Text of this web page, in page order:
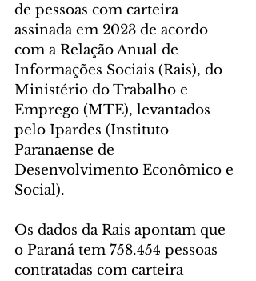
de pessoas com carteira
assinada em 2023 de acordo
com a Relação Anual de
Informações Sociais (Rais), do
Ministério do Trabalho e
Emprego (MTE), levantados
pelo Ipardes (Instituto
Paranaense de
Desenvolvimento Econômico e
Social).
Os dados da Rais apontam que
o Paraná tem 758.454 pessoas
contratadas com carteira